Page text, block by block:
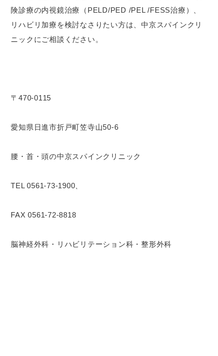
険診療の内視鏡治療（PELD/PED /PEL /FESS治療）、
リハビリ加療を検討なさりたい方は、中京スパインクリ
ニックにご相談ください。
〒470-0115
愛知県日進市折戸町笠寺山50-6
腰・首・頭の中京スパインクリニック
TEL 0561-73-1900、
FAX 0561-72-8818
脳神経外科・リハビリテーション科・整形外科